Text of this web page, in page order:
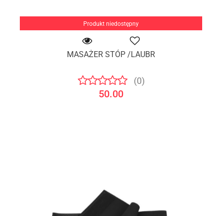
Produkt niedostępny
MASAŻER STÓP /LAUBR
(0)
50.00